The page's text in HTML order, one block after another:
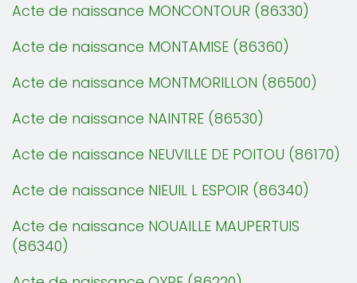
Acte de naissance MONCONTOUR (86330)
Acte de naissance MONTAMISE (86360)
Acte de naissance MONTMORILLON (86500)
Acte de naissance NAINTRE (86530)
Acte de naissance NEUVILLE DE POITOU (86170)
Acte de naissance NIEUIL L ESPOIR (86340)
Acte de naissance NOUAILLE MAUPERTUIS
(86340)